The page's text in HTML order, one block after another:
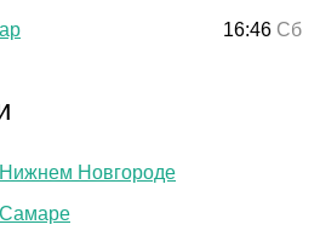
16:46 Сб
Новгороде